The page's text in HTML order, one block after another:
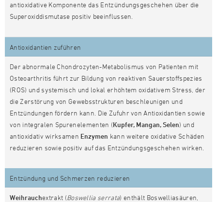
antioxidative Komponente das Entzündungsgeschehen über die
Superoxiddismutase positiv beeinflussen.
Antioxidantien zuführen
Der abnormale Chondrozyten-Metabolismus von Patienten mit
Osteoarthritis führt zur Bildung von reaktiven Sauerstoffspezies
(ROS) und systemisch und lokal erhöhtem oxidativem Stress, der
die Zerstörung von Gewebsstrukturen beschleunigen und
Entzündungen fördern kann. Die Zufuhr von Antioxidantien sowie
von integralen Spurenelementen (Kupfer, Mangan, Selen) und
antioxidativ wirksamen Enzymen kann weitere oxidative Schäden
reduzieren sowie positiv auf das Entzündungsgeschehen wirken.
Entzündung und Schmerzen reduzieren
Weihrauchextrakt (Boswellia serrata) enthält Boswelliasäuren,